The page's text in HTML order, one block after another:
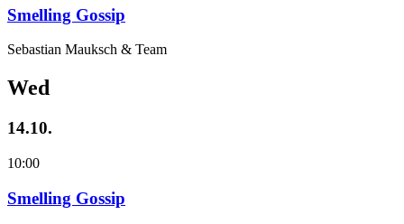
Smelling Gossip
Sebastian Mauksch & Team
Wed
14.10.
10:00
Smelling Gossip